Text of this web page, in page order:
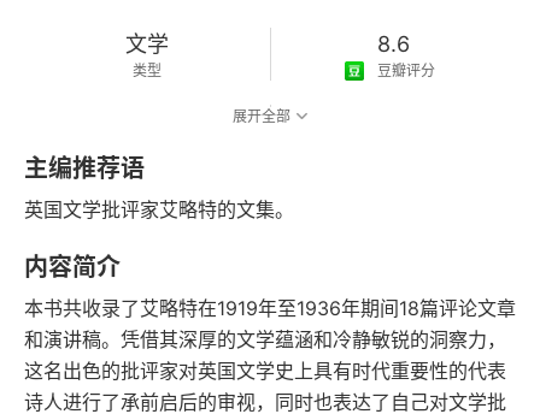
文学
类型
8.6
豆瓣评分
2016-07-01
发行日期
展开全部
主编推荐语
英国文学批评家艾略特的文集。
内容简介
本书共收录了艾略特在1919年至1936年期间18篇评论文章
和演讲稿。凭借其深厚的文学蕴涵和冷静敏锐的洞察力，
这名出色的批评家对英国文学史上具有时代重要性的代表
诗人进行了承前启后的审视，同时也表达了自己对文学批